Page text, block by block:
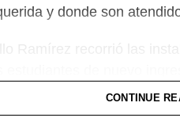
y donde son
trabajo de los
CONTINUE